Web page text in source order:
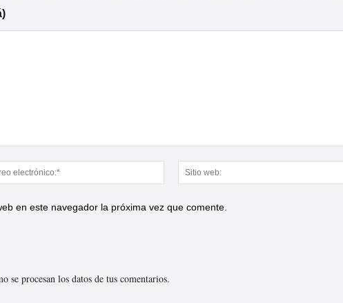
Correo
electrónico:*
en este navegador la próxima vez que comente.
se procesan los datos de tus comentarios.